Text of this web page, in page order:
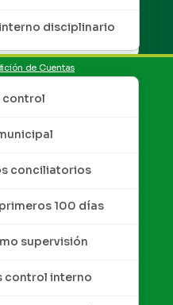
disciplinario
de Cuentas
control
conciliatorios
100 días
supervisión
control interno